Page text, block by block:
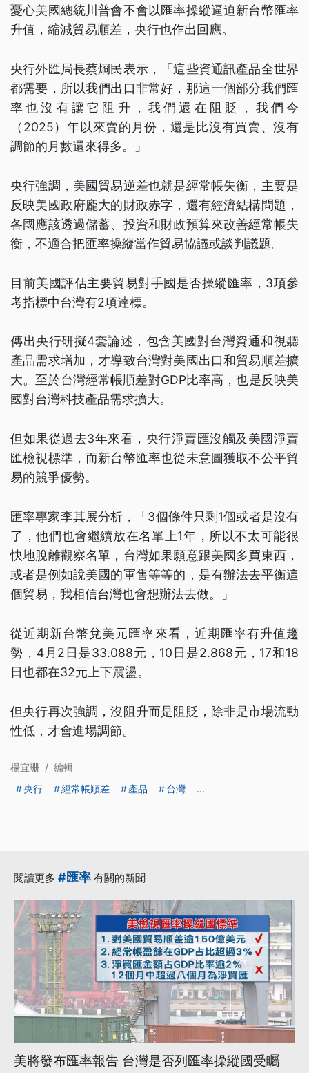
憂心美國總統川普會不會以匯率操縱逼迫新台幣匯率
升值，縮減貿易順差，央行也作出回應。
央行外匯局長蔡烱民表示，「這些資通訊產品全世界
都需要，所以我們出口非常好，那這一個部分我們匯
率也沒有讓它阻升，我們還在阻貶，我們今
（2025）年以來賣的月份，還是比沒有買賣、沒有
調節的月數還來得多。」
央行強調，美國貿易逆差也就是經常帳失衡，主要是
反映美國政府龐大的財政赤字，還有經濟結構問題，
各國應該透過儲蓄、投資和財政預算來改善經常帳失
衡，不適合把匯率操縱當作貿易協議或談判議題。
目前美國評估主要貿易對手國是否操縱匯率，3項參
考指標中台灣有2項達標。
傳出央行研擬4套論述，包含美國對台灣資通和視聽
產品需求增加，才導致台灣對美國出口和貿易順差擴
大。至於台灣經常帳順差對GDP比率高，也是反映美
國對台灣科技產品需求擴大。
但如果從過去3年來看，央行淨賣匯沒觸及美國淨賣
匯檢視標準，而新台幣匯率也從未意圖獲取不公平貿
易的競爭優勢。
匯率專家李其展分析，「3個條件只剩1個或者是沒有
了，他們也會繼續放在名單上1年，所以不太可能很
快地脫離觀察名單，台灣如果願意跟美國多買東西，
或者是例如說美國的軍售等等的，是有辦法去平衡這
個貿易，我相信台灣也會想辦法去做。」
從近期新台幣兌美元匯率來看，近期匯率有升值趨
勢，4月2日是33.088元，10日是2.868元，17和18
日也都在32元上下震盪。
但央行再次強調，沒阻升而是阻貶，除非是市場流動
性低，才會進場調節。
楊宜珊 / 編輯
央行
經常帳順差 產品 台灣 ...
閱讀更多 #匯率 有關的新聞
美將發布匯率報告 台灣是否列匯率操縱國受矚